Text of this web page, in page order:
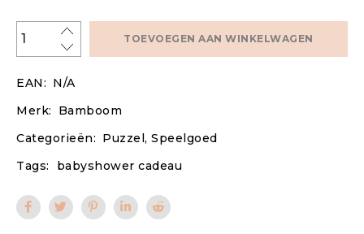
TOEVOEGEN AAN WINKELWAGEN
EAN: N/A
Merk:
Bamboom
Categorieën: Puzzel, Speelgoed
Tags:
babyshower cadeau